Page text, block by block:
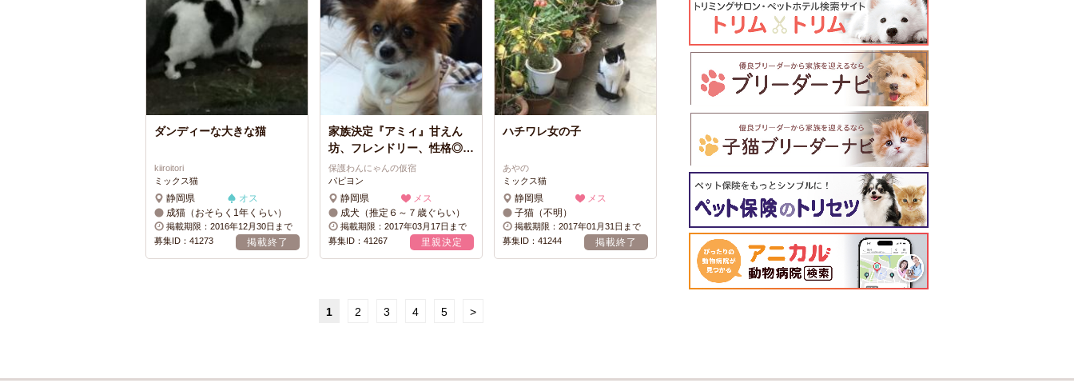
ダンディーな大きな猫
kiiroitori
ミックス猫
静岡県
オス
成猫（おそらく1年くらい）
掲載期限：2016年12月30日まで
募集ID：41273
掲載終了
家族決定『アミィ』甘えん
坊、フレンドリー、性格◎…
保護わんにゃんの仮宿
パピヨン
静岡県
メス
成犬（推定６～７歳ぐらい）
掲載期限：2017年03月17日まで
募集ID：41267
里親決定
ハチワレ女の子
あやの
ミックス猫
静岡県
メス
子猫（不明）
掲載期限：2017年01月31日まで
募集ID：41244
掲載終了
1 2 3 4 5 >